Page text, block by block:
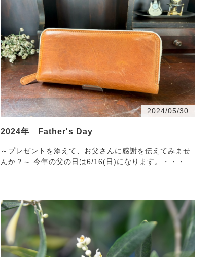
2024/05/30
2024年 Father's Day
～プレゼントを添えて、お父さんに感謝を伝えてみませ
んか？～ 今年の父の日は6/16(日)になります。・・・